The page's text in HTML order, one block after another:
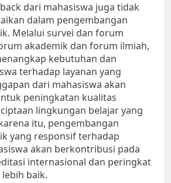
dari mahasiswa juga tidak
dalam pengembangan
Melalui survei dan forum
akademik dan forum ilmiah,
kebutuhan dan
terhadap layanan yang
dari mahasiswa akan
peningkatan kualitas
lingkungan belajar yang
itu, pengembangan
yang responsif terhadap
akan berkontribusi pada
internasional dan peringkat
baik.